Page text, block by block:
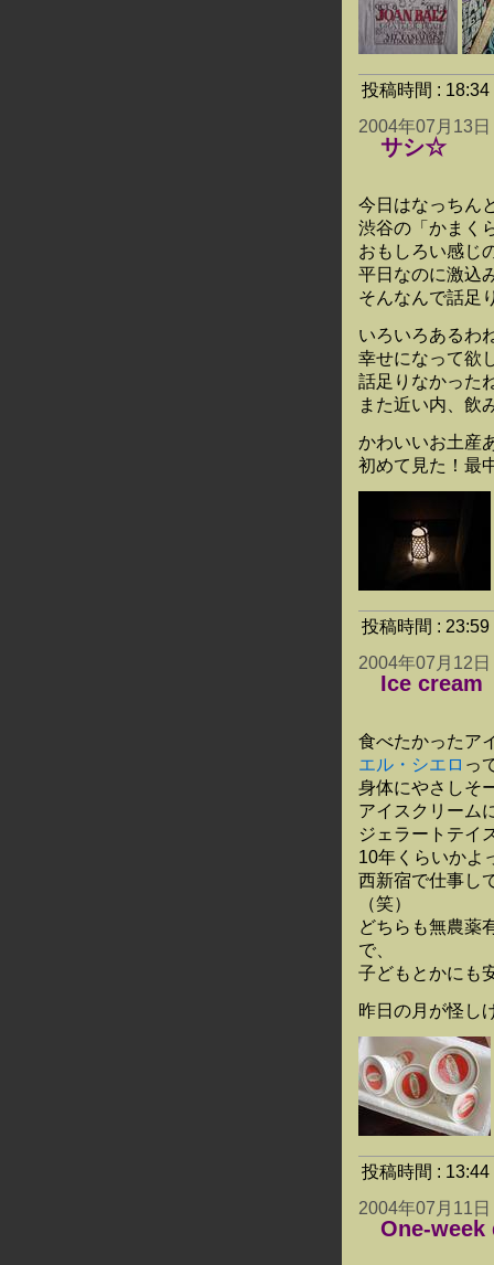
投稿時間 :
2004年07月13日
サシ☆
今日はなっちん
渋谷の「かまく
おもしろい感じ
平日なのに激込
そんなんで話足
いろいろあるわ
幸せになって欲
話足りなかった
また近い内、飲
かわいいお土産
初めて見た！最
投稿時間 :
2004年07月12日
Ice cream
食べたかったア
エル・シエロ っ
身体にやさしそ
アイスクリーム
ジェラートテイ
10年くらいかよ
西新宿で仕事し
（笑）
どちらも無農薬
で、
子どもとかにも
昨日の月が怪し
投稿時間 :
2004年07月11日
One-week